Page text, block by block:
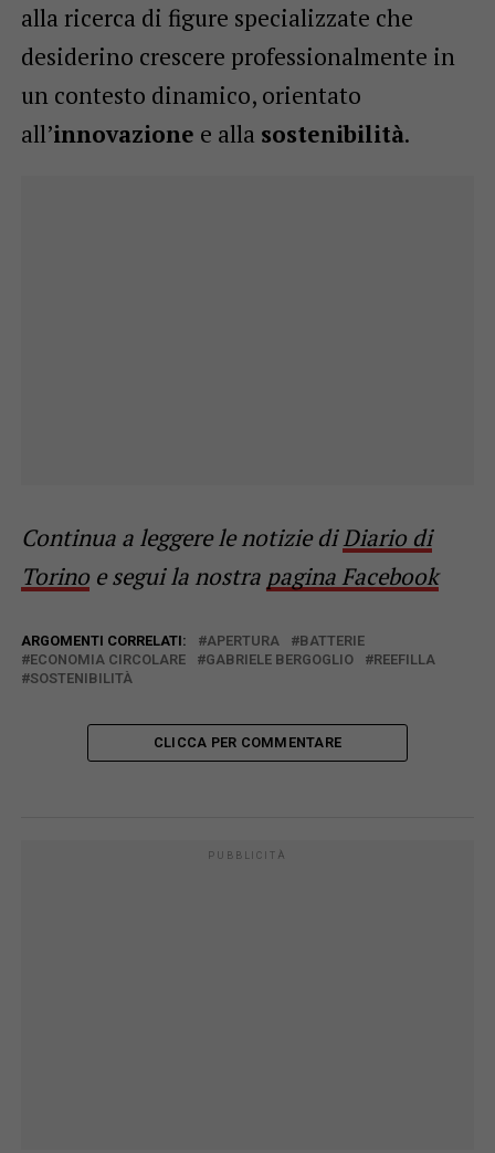
alla ricerca di figure specializzate che
desiderino crescere professionalmente in
un contesto dinamico, orientato
all’innovazione e alla sostenibilità.
Continua a leggere le notizie diDiario di
Torinoe segui la nostra pagina Facebook
ARGOMENTI CORRELATI: APERTURA
BATTERIE
ECONOMIA CIRCOLARE
GABRIELE BERGOGLIO
REEFILLA
SOSTENIBILITÀ
CLICCA PER COMMENTARE
PUBBLICITÀ